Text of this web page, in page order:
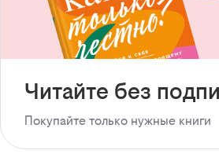
Читайте без
Покупайте только нужные книги